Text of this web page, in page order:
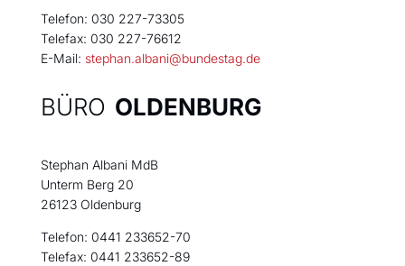
Telefon: 030 227-73305
Telefax: 030 227-76612
E-Mail: stephan.albani@bundestag.de
BÜRO OLDENBURG
Stephan Albani MdB
Unterm Berg 20
26123 Oldenburg
Telefon: 0441 233652-70
Telefax: 0441 233652-89